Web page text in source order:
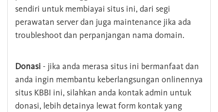
sendiri untuk membiayai situs ini, dari segi
perawatan server dan juga maintenance jika ada
troubleshoot dan perpanjangan nama domain.
Donasi - jika anda merasa situs ini bermanfaat dan
anda ingin membantu keberlangsungan onlinennya
situs KBBI ini, silahkan anda kontak admin untuk
donasi, lebih detainya lewat form kontak yang